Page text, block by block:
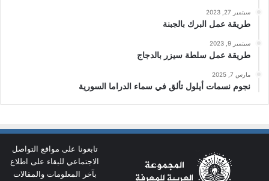
سبتمبر 27, 2023
طريقة عمل البرك بالجبنة
سبتمبر 9, 2023
طريقة عمل سلطة سيزر بالدجاج
مارس 7, 2025
نجوم نسمات أيلول تألق في سماء الدراما السورية
تابعونا على مواقع التواصل
الاجتماعي للبقاء على اطلاع
بآخر المعلومات والمقالات